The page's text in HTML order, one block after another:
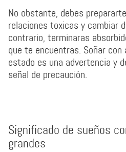
No obstante, debes
relaciones toxicas y cambiar
contrario, terminaras
que te encuentras. Soñar con
estado es una advertencia y
señal de precaución.
Significado de sueños
grandes